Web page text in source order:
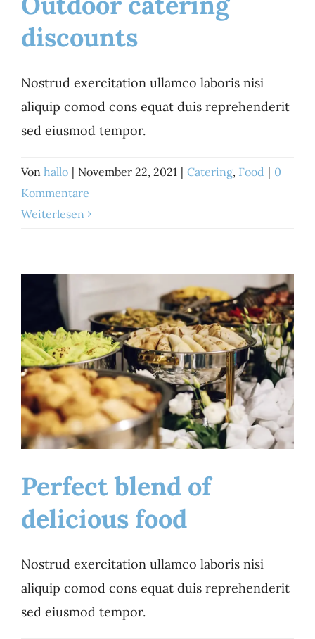
Outdoor catering
discounts
Food
discounts
Nostrud exercitation ullamco laboris nisi
aliquip comod cons equat duis reprehenderit
sed eiusmod tempor.
Von hallo | November 22, 2021 | Catering, Food | 0
Kommentare
Weiterlesen
Perfect blend of
delicious food
Food
Perfect blend of
delicious food
Nostrud exercitation ullamco laboris nisi
aliquip comod cons equat duis reprehenderit
sed eiusmod tempor.